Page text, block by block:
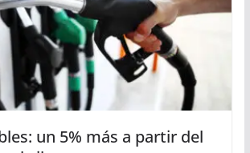
un 5% más a partir del